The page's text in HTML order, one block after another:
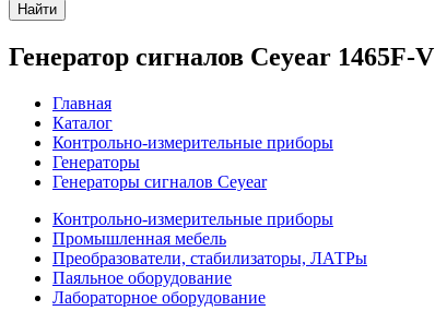
Найти
Генератор сигналов Ceyear 1465F-V
Главная
Каталог
Контрольно-измерительные приборы
Генераторы
Генераторы сигналов Ceyear
Контрольно-измерительные приборы
Промышленная мебель
Преобразователи, стабилизаторы, ЛАТРы
Паяльное оборудование
Лабораторное оборудование